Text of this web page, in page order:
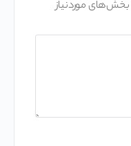
بخش‌های موردنیاز